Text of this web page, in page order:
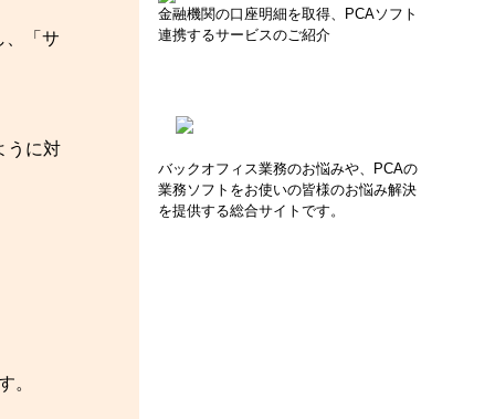
金融機関の口座明細を取得、PCAソフト
連携するサービスのご紹介
バックオフィス業務のお悩みや、PCAの
業務ソフトをお使いの皆様のお悩み解決
を提供する総合サイトです。
、「サ
うに対
。